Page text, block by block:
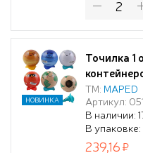
Точилка 1
дизайном
дисплее
ТМ: MAPED
Артикул:
В наличии:
В
НОВИНКА
239,16